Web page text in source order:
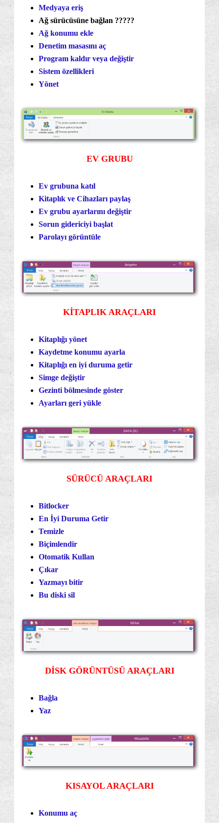
Medyaya eriş
Ağ sürücüsüne bağlan ?????
Ağ konumu ekle
Denetim masasını aç
Program kaldır veya değiştir
Sistem özellikleri
Yönet
EV GRUBU
Ev grubuna katıl
Kitaplık ve Cihazları paylaş
Ev grubu ayarlarını değiştir
Sorun gidericiyi başlat
Parolayı görüntüle
KİTAPLIK ARAÇLARI
Kitaplığı yönet
Kaydetme konumu ayarla
Kitaplığı en iyi duruma getir
Simge değiştir
Gezinti bölmesinde göster
Ayarları geri yükle
SÜRÜCÜ ARAÇLARI
Bitlocker
En İyi Duruma Getir
Temizle
Biçimlendir
Otomatik Kullan
Çıkar
Yazmayı bitir
Bu diski sil
DİSK GÖRÜNTÜSÜ ARAÇLARI
Bağla
Yaz
KISAYOL ARAÇLARI
Konumu aç